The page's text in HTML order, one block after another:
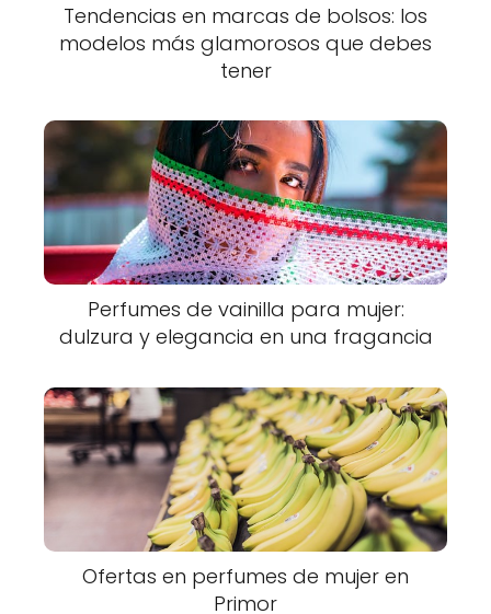
Tendencias en marcas de bolsos: los
modelos más glamorosos que debes
tener
Perfumes de vainilla para mujer:
dulzura y elegancia en una fragancia
Ofertas en perfumes de mujer en
Primor